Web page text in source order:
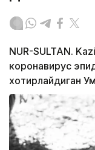
NUR-SULTAN.
коронавирус
хотирлайдиган